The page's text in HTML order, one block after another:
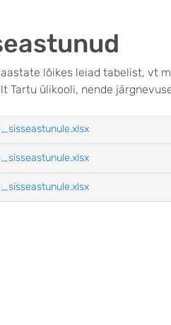
lõikes leiad tabelist, vt
Tartu ülikooli, nende